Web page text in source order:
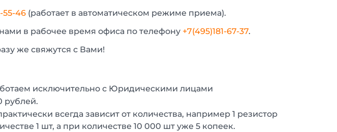
55-46 (работает в автоматическом режиме приема).
в рабочее время офиса по телефону +7(495)181-67-37.
же свяжутся с Вами!
исключительно с Юридическими лицами
рублей.
всегда зависит от количества, например 1 резистор
1 шт, а при количестве 10 000 шт уже 5 копеек.